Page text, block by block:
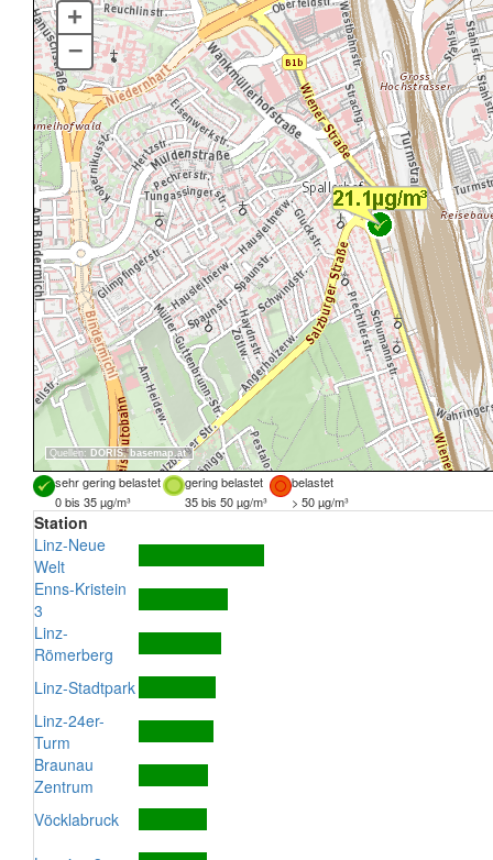
Quellen: DORIS, basemap.at
+
–
sehr gering belastet gering belastet
belastet
0 bis 35 µg/m³
35 bis 50 µg/m³ > 50 µg/m³
Station
Linz-Neue
Welt
Enns-Kristein
3
Linz-
Römerberg
Linz-Stadtpark
Linz-24er-
Turm
Braunau
Zentrum
Vöcklabruck